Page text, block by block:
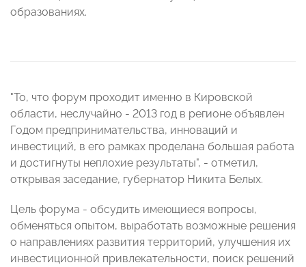
образованиях.
"То, что форум проходит именно в Кировской
области, неслучайно - 2013 год в регионе объявлен
Годом предпринимательства, инноваций и
инвестиций, в его рамках проделана большая работа
и достигнуты неплохие результаты", - отметил,
открывая заседание, губернатор Никита Белых.
Цель форума - обсудить имеющиеся вопросы,
обменяться опытом, выработать возможные решения
о направлениях развития территорий, улучшения их
инвестиционной привлекательности, поиск решений